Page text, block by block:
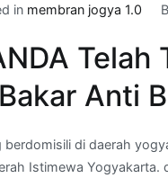
in membran jogya 1.0
Telah
Anti
berdomisili di daerah
Istimewa